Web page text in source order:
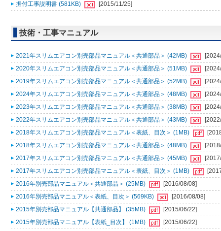
据付工事説明書 (581KB) [2015/11/25]
技術・工事マニュアル
2021年スリムエアコン別売部品マニュアル＜共通部品＞ (42MB)
2020年スリムエアコン別売部品マニュアル＜共通部品＞ (51MB)
2019年スリムエアコン別売部品マニュアル＜共通部品＞ (52MB)
2024年スリムエアコン別売部品マニュアル＜共通部品＞ (48MB)
2023年スリムエアコン別売部品マニュアル＜共通部品＞ (38MB)
2022年スリムエアコン別売部品マニュアル＜共通部品＞ (43MB)
2018年スリムエアコン別売部品マニュアル＜表紙、目次＞ (1MB)
2018年スリムエアコン別売部品マニュアル＜共通部品＞ (48MB)
2017年スリムエアコン別売部品マニュアル＜共通部品＞ (45MB)
2017年スリムエアコン別売部品マニュアル＜表紙、目次＞ (1MB)
2016年別売部品マニュアル＜共通部品＞ (25MB)
[2016/08/08]
2016年別売部品マニュアル＜表紙、目次＞ (569KB)
[2016/08/08]
2015年別売部品マニュアル【共通部品】 (35MB)
[2015/06/22]
2015年別売部品マニュアル【表紙_目次】 (1MB)
[2015/06/22]